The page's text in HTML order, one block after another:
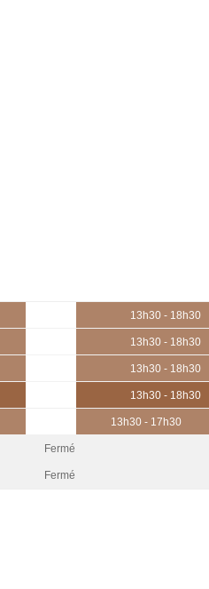
13h30 - 18h30
13h30 - 18h30
13h30 - 18h30
13h30 - 18h30
13h30 - 17h30
Fermé
Fermé